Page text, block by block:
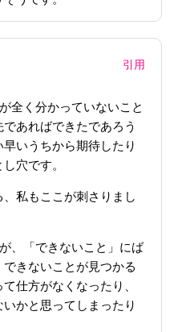
引用
全く分かっていないこと
あればできたであろう
いうちから期待したり
穴です。
私もここが刺さりまし
、「できないこと」にば
きないことが見つかる
仕方がなくなったり、
かと思ってしまったり